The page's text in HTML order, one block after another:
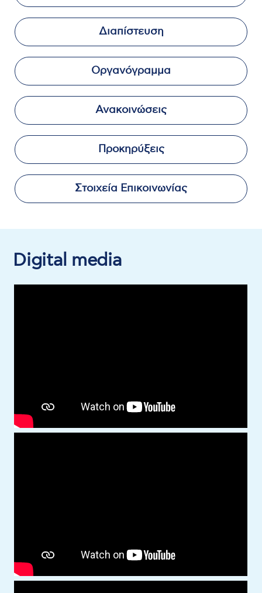
Διαπίστευση
Οργανόγραμμα
Ανακοινώσεις
Προκηρύξεις
Στοιχεία Επικοινωνίας
Digital media